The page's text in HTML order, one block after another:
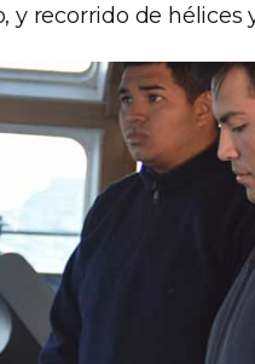
y recorrido de hélices